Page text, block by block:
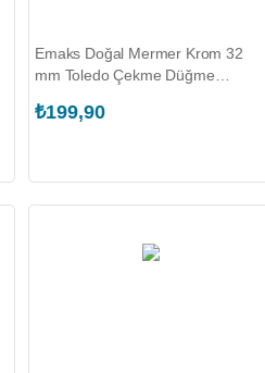
Emaks Doğal Mermer Krom 32
mm Toledo Çekme Düğme
(EKS.1490.032.T00762)
₺199,90